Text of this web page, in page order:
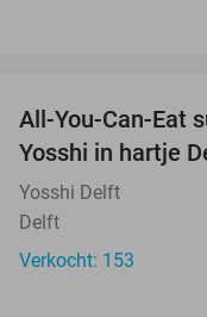
All-You-Can-Eat
Yosshi in hartje
Yosshi Delft
Delft
Verkocht: 153